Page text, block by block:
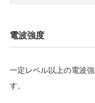
電波強度
一定レベル以上の電波
す。